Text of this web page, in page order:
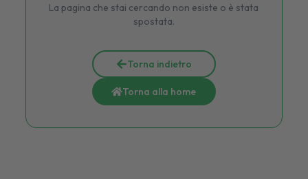
La pagina che stai cercando non esiste o è stata
spostata.
Torna indietro
Torna alla home